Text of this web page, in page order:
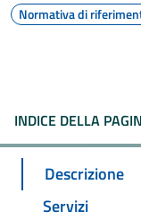
Normativa di
INDICE DELLA
Descrizione
Servizi